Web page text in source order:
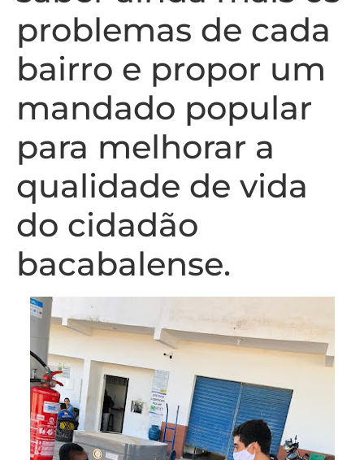
problemas de cada
bairro e propor um
mandado popular
para melhorar a
qualidade de vida
do cidadão
bacabalense.